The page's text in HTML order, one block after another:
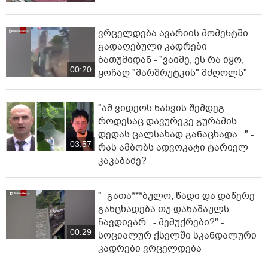
00:20
ვრცელდება ავარიის მომენტში
გადაღებული კადრები
ბათუმიდან - "ვაიმე, ეს რა იყო,
ყოჩაღ "მარშრუტკის" მძღოლს"
03:57
"ამ ვიდეოს ნახვის შემდეგ,
როდესაც დავურეკე გურამის
დედას ცალსახად განაცხადა..." -
რას ამბობს ადვოკატი ტარიელ
კაკაბაძე?
00:29
"- გათა***ბულო, წადი და დაწერე
განცხადება თუ დანაშაულს
ჩავდივარ...- მემუქრები?" -
სოციალურ ქსელში სკანდალური
კადრები ვრცელდება